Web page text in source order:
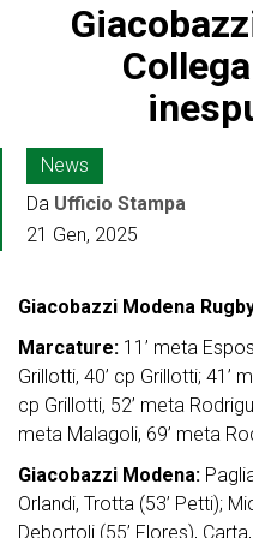
News
Da Ufficio Stampa
21 Gen, 2025
Giacobazzi Modena
Marcature: 11’ meta
Grillotti, 40’ cp Grillotti; 41’
cp Grillotti, 52’ meta
meta Malagoli, 69’ meta
Giacobazzi Modena:
Orlandi, Trotta (53’ Petti);
Debortoli (55’ Flores),